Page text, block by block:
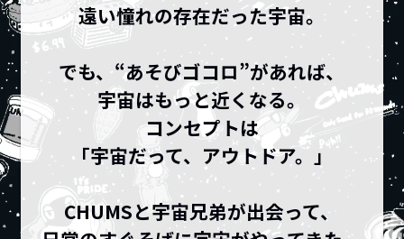
遠い憧れの存在だった宇宙。
でも、“あそびゴコロ”があれば、
宇宙はもっと近くなる。
コンセプトは
「宇宙だって、アウトドア。」
CHUMSと宇宙兄弟が出会って、